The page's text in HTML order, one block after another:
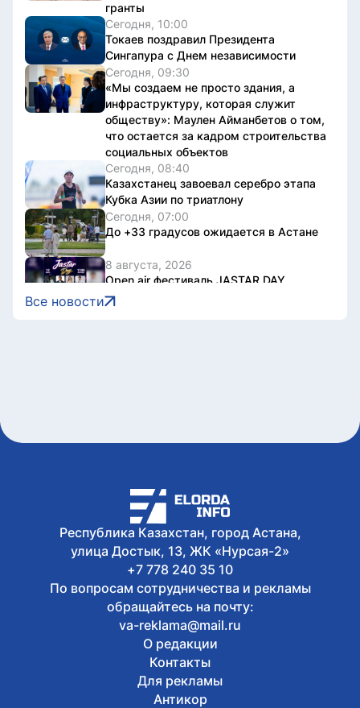
гранты
Сегодня, 10:00
Токаев поздравил Президента
Сингапура с Днем независимости
Сегодня, 09:30
«Мы создаем не просто здания, а
инфраструктуру, которая служит
обществу»: Маулен Айманбетов о том,
что остается за кадром строительства
социальных объектов
Сегодня, 08:40
Казахстанец завоевал серебро этапа
Кубка Азии по триатлону
Сегодня, 07:00
До +33 градусов ожидается в Астане
8 августа, 2026
Open air фестиваль JASTAR DAY
состоится в Астане в День молодежи
В Астане ограничат движение на
Почему 120 баллов не всегда
гарантируют грант, а 100 могут быть
достаточными?
Все новости
Республика Казахстан, город Астана,
улица Достык, 13, ЖК «Нурсая-2»
+7 778 240 35 10
По вопросам сотрудничества и рекламы
обращайтесь на почту:
va-reklama@mail.ru
О редакции
Контакты
Для рекламы
Антикор